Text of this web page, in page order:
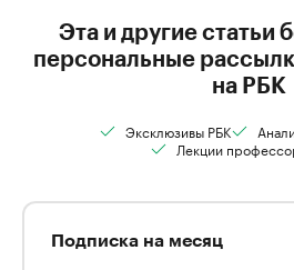
Эта и другие статьи
персональные
на РБК
Эксклюзивы РБК
Лекции
Подписка на месяц